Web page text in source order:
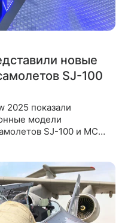
новые
SJ-100
2025 показали
модели
SJ-100 и MC-